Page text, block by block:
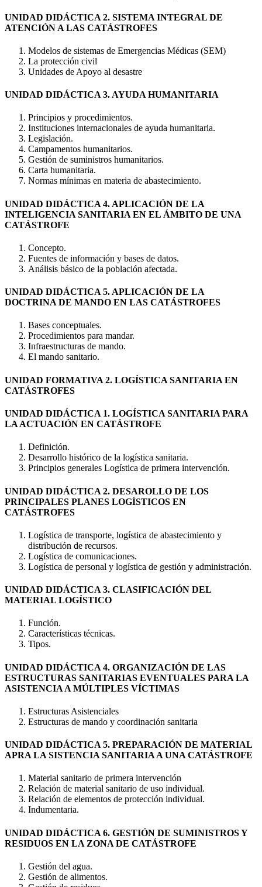
UNIDAD DIDÁCTICA 2. SISTEMA INTEGRAL DE
ATENCIÓN A LAS CATÁSTROFES
Modelos de sistemas de Emergencias Médicas (SEM)
La protección civil
Unidades de Apoyo al desastre
UNIDAD DIDÁCTICA 3. AYUDA HUMANITARIA
Principios y procedimientos.
Instituciones internacionales de ayuda humanitaria.
Legislación.
Campamentos humanitarios.
Gestión de suministros humanitarios.
Carta humanitaria.
Normas mínimas en materia de abastecimiento.
UNIDAD DIDÁCTICA 4. APLICACIÓN DE LA
INTELIGENCIA SANITARIA EN EL ÁMBITO DE UNA
CATÁSTROFE
Concepto.
Fuentes de información y bases de datos.
Análisis básico de la población afectada.
UNIDAD DIDÁCTICA 5. APLICACIÓN DE LA
DOCTRINA DE MANDO EN LAS CATÁSTROFES
Bases conceptuales.
Procedimientos para mandar.
Infraestructuras de mando.
El mando sanitario.
UNIDAD FORMATIVA 2. LOGÍSTICA SANITARIA EN
CATÁSTROFES
UNIDAD DIDÁCTICA 1. LOGÍSTICA SANITARIA PARA
LA ACTUACIÓN EN CATÁSTROFE
Definición.
Desarrollo histórico de la logística sanitaria.
Principios generales Logística de primera intervención.
UNIDAD DIDÁCTICA 2. DESAROLLO DE LOS
PRINCIPALES PLANES LOGÍSTICOS EN
CATÁSTROFES
Logística de transporte, logística de abastecimiento y
distribución de recursos.
Logística de comunicaciones.
Logística de personal y logística de gestión y administración.
UNIDAD DIDÁCTICA 3. CLASIFICACIÓN DEL
MATERIAL LOGÍSTICO
Función.
Características técnicas.
Tipos.
UNIDAD DIDÁCTICA 4. ORGANIZACIÓN DE LAS
ESTRUCTURAS SANITARIAS EVENTUALES PARA LA
ASISTENCIA A MÚLTIPLES VÍCTIMAS
Estructuras Asistenciales
Estructuras de mando y coordinación sanitaria
UNIDAD DIDÁCTICA 5. PREPARACIÓN DE MATERIAL
APRA LA SISTENCIA SANITARIA A UNA CATÁSTROFE
Material sanitario de primera intervención
Relación de material sanitario de uso individual.
Relación de elementos de protección individual.
Indumentaria.
UNIDAD DIDÁCTICA 6. GESTIÓN DE SUMINISTROS Y
RESIDUOS EN LA ZONA DE CATÁSTROFE
Gestión del agua.
Gestión de alimentos.